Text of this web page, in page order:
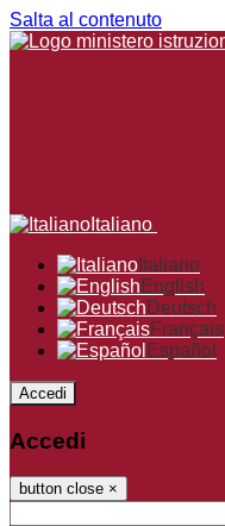
Salta al contenuto
Italiano
Italiano
English
Deutsch
Français
Español
Accedi
Accedi
button close ×